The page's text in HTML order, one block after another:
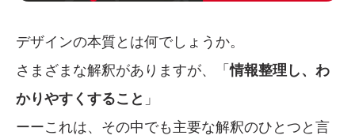
デザインの本質とは何でしょうか。
さまざまな解釈がありますが、「情報整理し、わ
かりやすくすること 」
ーーこれは、その中でも主要な解釈のひとつと言